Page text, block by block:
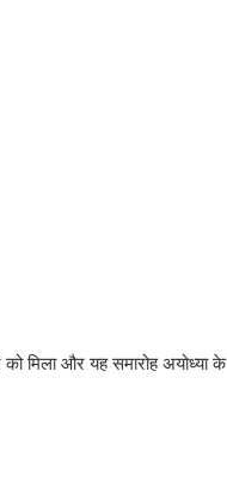
मिला और यह समारोह अयोध्या के